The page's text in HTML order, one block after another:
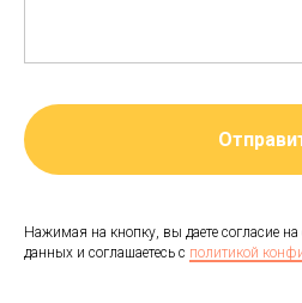
Нажимая на кнопку, вы даете согласие
данных и соглашаетесь c политикой